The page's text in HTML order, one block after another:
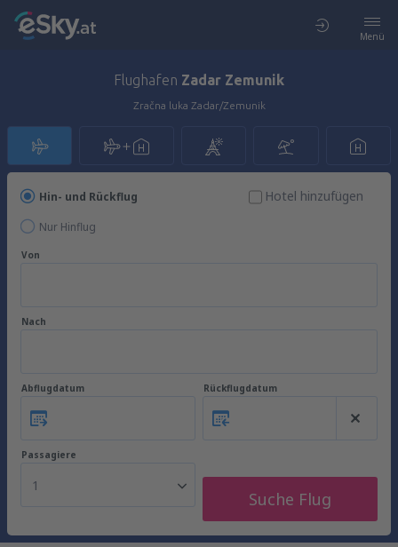
Menü
Flughafen Zadar Zemunik
Zračna luka Zadar/Zemunik
Hin- und Rückflug
Nur Hinflug
Hotel hinzufügen
Von
Nach
Abflugdatum Rückflugdatum
Passagiere
1
Suche Flug